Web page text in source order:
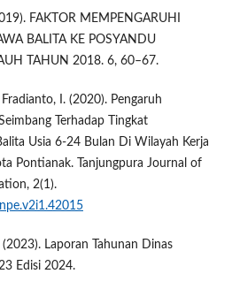
FAKTOR MEMPENGARUHI
BALITA KE POSYANDU
TAHUN 2018. 6, 60–67.
I. (2020). Pengaruh
Terhadap Tingkat
Usia 6-24 Bulan Di Wilayah Kerja
Pontianak. Tanjungpura Journal of
2(1).
Laporan Tahunan Dinas
Edisi 2024.